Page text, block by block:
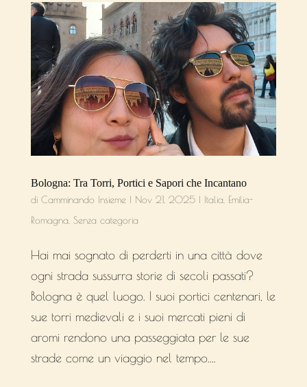
Bologna: Tra Torri, Portici e Sapori che Incantano
di Camminando Insieme| Nov 21, 2025| Italia Emilia-
Romagna Senza categoria
Hai mai sognato di perderti in una città dove
ogni strada sussurra storie di secoli passati?
Bologna è quel luogo. I suoi portici centenari, le
sue torri medievali e i suoi mercati pieni di
aromi rendono una passeggiata per le sue
strade come un viaggio nel tempo....